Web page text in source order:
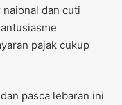
dan cuti
pajak cukup
pasca lebaran ini